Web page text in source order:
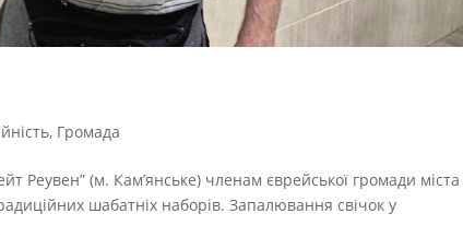
, Громада
Реувен” (м. Кам’янське) членам єврейської громади міста
шабатніх наборів. Запалювання свічок у